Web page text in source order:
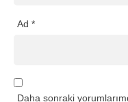
Ad *
Daha sonraki